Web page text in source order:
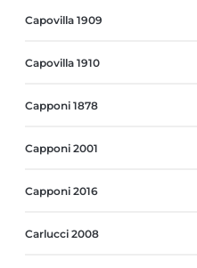
Capovilla 1909
Capovilla 1910
Capponi 1878
Capponi 2001
Capponi 2016
Carlucci 2008